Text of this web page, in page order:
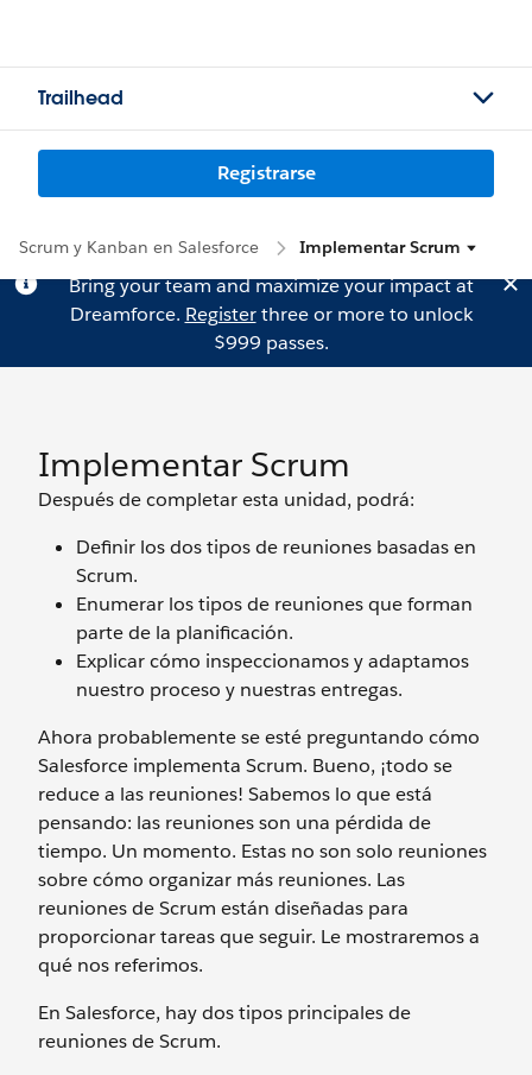
Trailhead
Registrarse
Scrum y Kanban en Salesforce Implementar Scrum
Bring your team and maximize your impact at
Dreamforce. Registerthree or more to unlock
$999 passes.
Implementar Scrum
Después de completar esta unidad, podrá:
Definir los dos tipos de reuniones basadas en
Scrum.
Enumerar los tipos de reuniones que forman
parte de la planificación.
Explicar cómo inspeccionamos y adaptamos
nuestro proceso y nuestras entregas.
Ahora probablemente se esté preguntando cómo
Salesforce implementa Scrum. Bueno, ¡todo se
reduce a las reuniones! Sabemos lo que está
pensando: las reuniones son una pérdida de
tiempo. Un momento. Estas no son solo reuniones
sobre cómo organizar más reuniones. Las
reuniones de Scrum están diseñadas para
proporcionar tareas que seguir. Le mostraremos a
qué nos referimos.
En Salesforce, hay dos tipos principales de
reuniones de Scrum.